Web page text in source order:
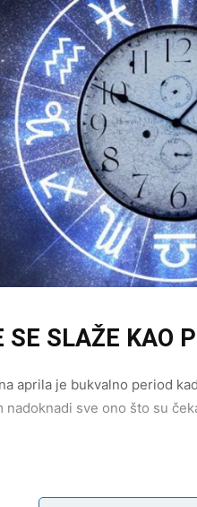
SE SLAŽE KAO
aprila je bukvalno period
nadoknadi sve ono što su
odnosa. Partner